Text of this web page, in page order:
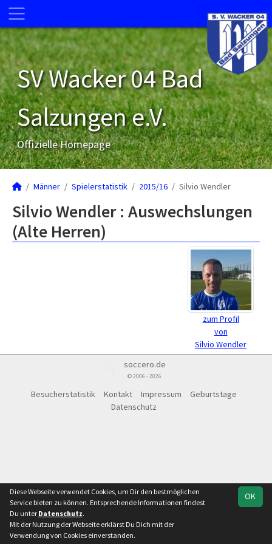
SV Wacker 04 Bad
Salzungen e.V.
Offizielle Homepage
Männer Spielerstatistik 2015/16 Silvio Wendler
Silvio Wendler : Auswechslungen
(Alte Herren)
zum Profil
von
Silvio Wendler
soccero.de
© 2006 - 2026
Besucherstatistik Kontakt Impressum
Geburtstage
Datenschutz
OK
Diese Webseite verwendet Cookies, um Dir den bestmöglichen
Service bieten zu können. Entsprechende Informationen findest
Du unter Datenschutz.
Mit der Nutzung der Webseite erklärst Du Dich mit der
Verwendung von Cookies einverstanden.